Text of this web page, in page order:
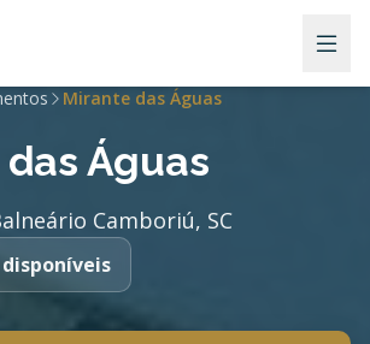
Mirante das Águas
Águas
Camboriú, SC